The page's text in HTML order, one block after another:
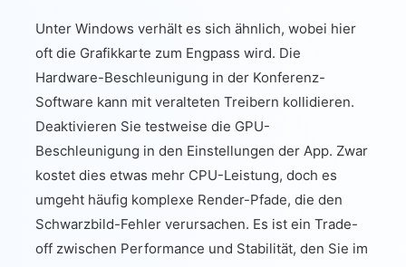
Unter Windows verhält es sich ähnlich, wobei hier
oft die Grafikkarte zum Engpass wird. Die
Hardware-Beschleunigung in der Konferenz-
Software kann mit veralteten Treibern kollidieren.
Deaktivieren Sie testweise die GPU-
Beschleunigung in den Einstellungen der App. Zwar
kostet dies etwas mehr CPU-Leistung, doch es
umgeht häufig komplexe Render-Pfade, die den
Schwarzbild-Fehler verursachen. Es ist ein Trade-
off zwischen Performance und Stabilität, den Sie im